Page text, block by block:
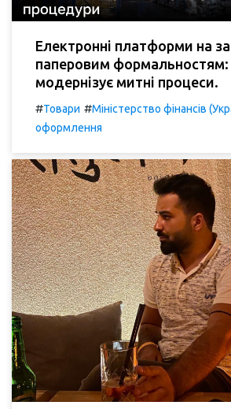
Електронні платформи на
паперовим формальностям:
модернізує митні процеси.
#Товари #Міністерство фінансів
оформлення